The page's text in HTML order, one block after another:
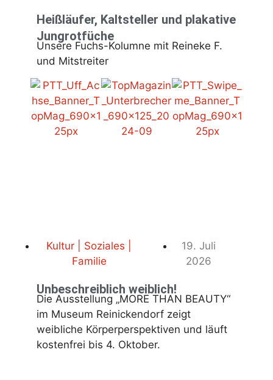
Heißläufer, Kaltsteller und plakative
Jungrotfüche
Unsere Fuchs-Kolumne mit Reineke F.
und Mitstreiter
19. Juli
2026
Kultur | Soziales |
Familie
Unbeschreiblich weiblich!
Die Ausstellung „MORE THAN BEAUTY“
im Museum Reinickendorf zeigt
weibliche Körperperspektiven und läuft
kostenfrei bis 4. Oktober.